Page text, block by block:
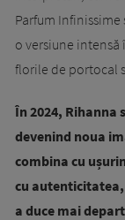
Parfum Infinissime
o versiune
florile de portocal
În 2024, Rihanna
devenind noua
combina cu
cu
a duce mai